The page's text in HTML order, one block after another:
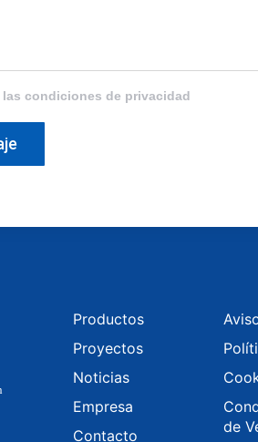
condiciones de privacidad
Productos
Proyectos
Noticias
Empresa
Contacto
de